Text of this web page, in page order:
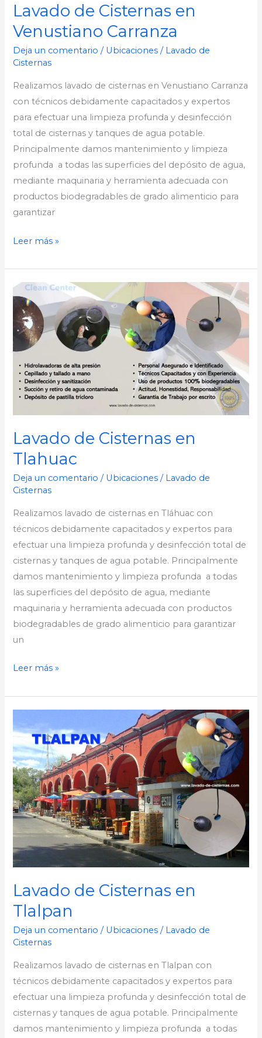
Lavado de Cisternas en
Venustiano Carranza
Deja un comentario / Ubicaciones / Lavado de
Cisternas
Realizamos lavado de cisternas en Venustiano Carranza
con técnicos debidamente capacitados y expertos
para efectuar una limpieza profunda y desinfección
total de cisternas y tanques de agua potable.
Principalmente damos mantenimiento y limpieza
profunda a todas las superficies del depósito de agua,
mediante maquinaria y herramienta adecuada con
productos biodegradables de grado alimenticio para
garantizar
Leer más »
Lavado de Cisternas en
Tlahuac
Deja un comentario / Ubicaciones / Lavado de
Cisternas
Realizamos lavado de cisternas en Tláhuac con
técnicos debidamente capacitados y expertos para
efectuar una limpieza profunda y desinfección total de
cisternas y tanques de agua potable. Principalmente
damos mantenimiento y limpieza profunda a todas
las superficies del depósito de agua, mediante
maquinaria y herramienta adecuada con productos
biodegradables de grado alimenticio para garantizar
un
Lavado
de
Cisternas
en
Tlahuac
Leer más »
Lavado de Cisternas en
Tlalpan
Deja un comentario / Ubicaciones / Lavado de
Cisternas
Realizamos lavado de cisternas en Tlalpan con
técnicos debidamente capacitados y expertos para
efectuar una limpieza profunda y desinfección total de
cisternas y tanques de agua potable. Principalmente
damos mantenimiento y limpieza profunda a todas
de
Cisternas
en
Tlalpan